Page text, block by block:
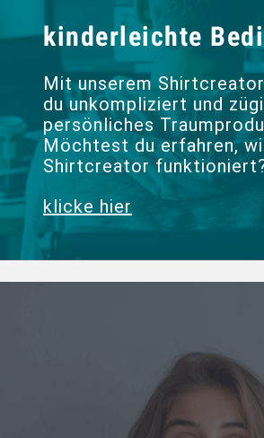
kinderleichte
Mit unserem
du unkompliziert und
persönliches
Möchtest du erfahren,
Shirtcreator
klicke hier